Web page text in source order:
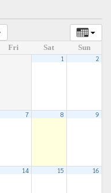
Fri Sat Sun
1 2
7 8 9
14 15 16